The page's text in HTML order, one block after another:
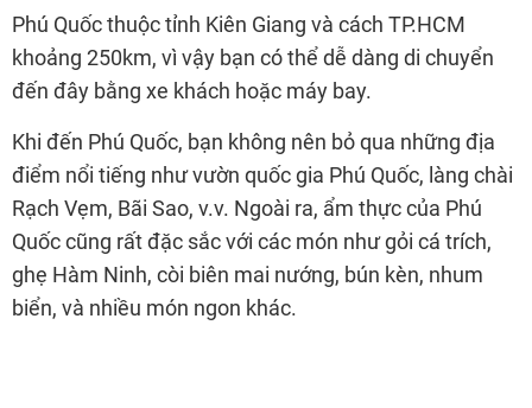
Phú Quốc thuộc tỉnh Kiên Giang và cách TP.HCM
khoảng 250km, vì vậy bạn có thể dễ dàng di chuyển
đến đây bằng xe khách hoặc máy bay.
Khi đến Phú Quốc, bạn không nên bỏ qua những địa
điểm nổi tiếng như vườn quốc gia Phú Quốc, làng chài
Rạch Vẹm, Bãi Sao, v.v. Ngoài ra, ẩm thực của Phú
Quốc cũng rất đặc sắc với các món như gỏi cá trích,
ghẹ Hàm Ninh, còi biên mai nướng, bún kèn, nhum
biển, và nhiều món ngon khác.